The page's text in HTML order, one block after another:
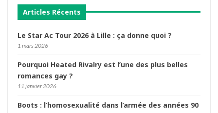
Articles Récents
Le Star Ac Tour 2026 à Lille : ça donne quoi ?
1 mars 2026
Pourquoi Heated Rivalry est l’une des plus belles
romances gay ?
11 janvier 2026
Boots : l’homosexualité dans l’armée des années 90